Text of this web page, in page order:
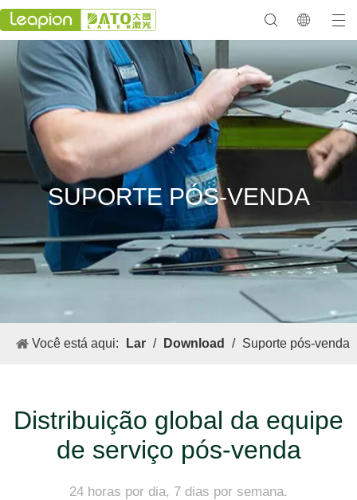
SUPORTE PÓS-VENDA
Você está aqui: Lar / Download / Suporte pós-venda
Distribuição global da equipe
de serviço pós-venda​​​​​​​
24 horas por dia, 7 dias por semana.